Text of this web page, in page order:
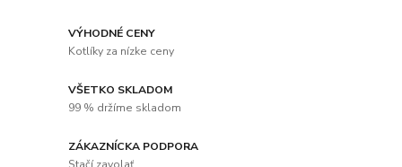
VÝHODNÉ CENY
Kotlíky za nízke ceny
VŠETKO SKLADOM
99 % držíme skladom
ZÁKAZNÍCKA PODPORA
Stačí zavolať